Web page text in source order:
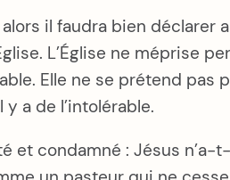
il faudra bien déclarer
L’Église ne méprise
Elle ne se prétend pas
a de l’intolérable.
condamné : Jésus n’a-